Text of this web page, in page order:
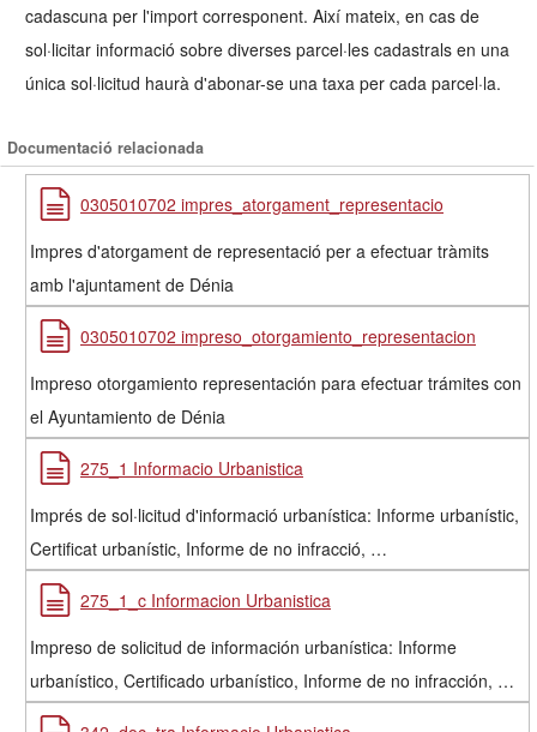
cadascuna per l'import corresponent. Així mateix, en cas de
sol·licitar informació sobre diverses parcel·les cadastrals en una
única sol·licitud haurà d'abonar-se una taxa per cada parcel·la.
Documentació relacionada
0305010702 impres_atorgament_representacio
Impres d'atorgament de representació per a efectuar tràmits
amb l'ajuntament de Dénia
0305010702 impreso_otorgamiento_representacion
Impreso otorgamiento representación para efectuar trámites con
el Ayuntamiento de Dénia
275_1 Informacio Urbanistica
Imprés de sol·licitud d'informació urbanística: Informe urbanístic,
Certificat urbanístic, Informe de no infracció, …
275_1_c Informacion Urbanistica
Impreso de solicitud de información urbanística: Informe
urbanístico, Certificado urbanístico, Informe de no infracción, …